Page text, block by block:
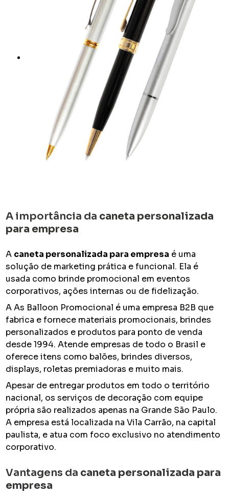
A importância da caneta personalizada
para empresa
A caneta personalizada para empresa é uma
solução de marketing prática e funcional. Ela é
usada como brinde promocional em eventos
corporativos, ações internas ou de fidelização.
A As Balloon Promocional é uma empresa B2B que
fabrica e fornece materiais promocionais, brindes
personalizados e produtos para ponto de venda
desde 1994. Atende empresas de todo o Brasil e
oferece itens como balões, brindes diversos,
displays, roletas premiadoras e muito mais.
Apesar de entregar produtos em todo o território
nacional, os serviços de decoração com equipe
própria são realizados apenas na Grande São Paulo.
A empresa está localizada na Vila Carrão, na capital
paulista, e atua com foco exclusivo no atendimento
corporativo.
Vantagens da caneta personalizada para
empresa